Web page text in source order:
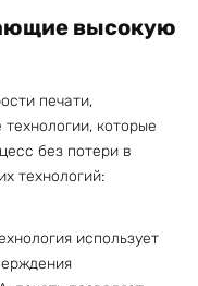
высокую
печати,
которые
без потери в
технологий:
использует